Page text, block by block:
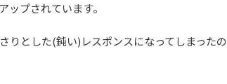
プされています。
りとした(鈍い)レスポンスになってしまったの